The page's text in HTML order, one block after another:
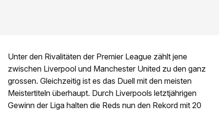
Unter den Rivalitäten der Premier League zählt jene
zwischen Liverpool und Manchester United zu den ganz
grossen. Gleichzeitig ist es das Duell mit den meisten
Meistertiteln überhaupt. Durch Liverpools letztjährigen
Gewinn der Liga halten die Reds nun den Rekord mit 20